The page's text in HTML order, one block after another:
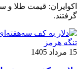
اکوایران: قیمت طلا و
گرفتند.
15 مرداد 1405